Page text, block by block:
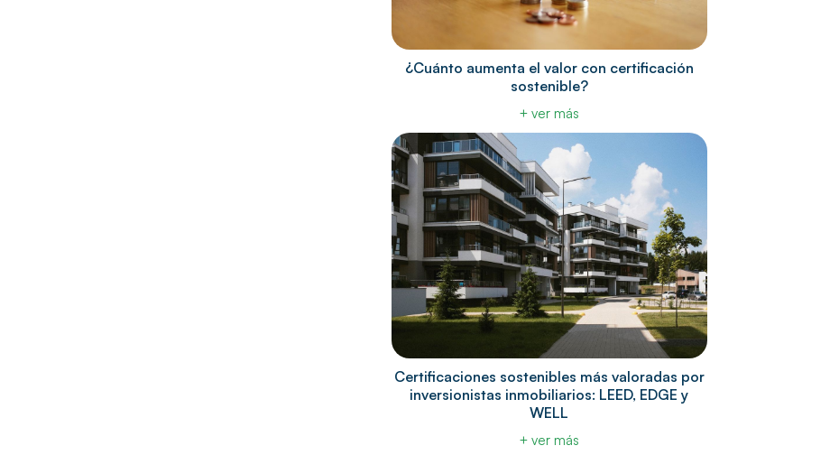
¿Cuánto aumenta el valor con certificación
sostenible?
+ ver más
Certificaciones sostenibles más valoradas por
inversionistas inmobiliarios: LEED, EDGE y
WELL
+ ver más